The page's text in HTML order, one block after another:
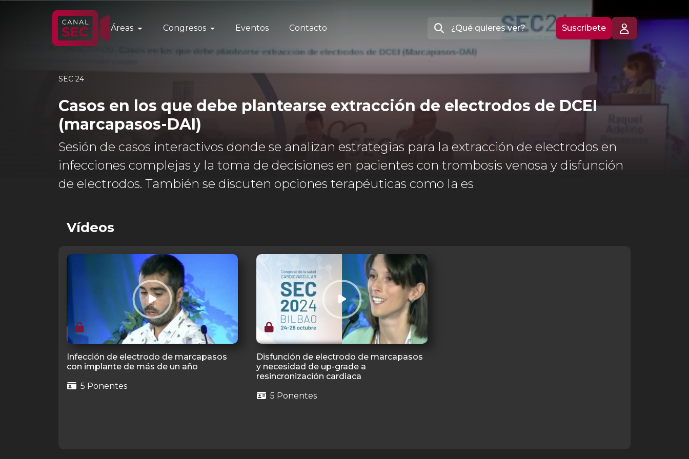
Áreas Congresos Eventos Contacto Suscríbete
SEC 24
Casos en los que debe plantearse extracción de electrodos de DCEI
(marcapasos-DAI)
Sesión de casos interactivos donde se analizan estrategias para la extracción de electrodos en
infecciones complejas y la toma de decisiones en pacientes con trombosis venosa y disfunción
de electrodos. También se discuten opciones terapéuticas como la es
Vídeos
Infección de electrodo de marcapasos
con implante de más de un año
5 Ponentes
Disfunción de electrodo de marcapasos
y necesidad de up-grade a
resincronización cardiaca
5 Ponentes